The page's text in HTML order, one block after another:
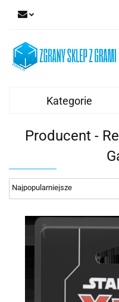
Kategorie
Producent -